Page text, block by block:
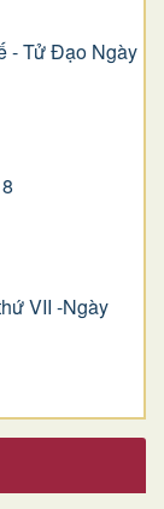
- Tử Đạo Ngày
VII -Ngày